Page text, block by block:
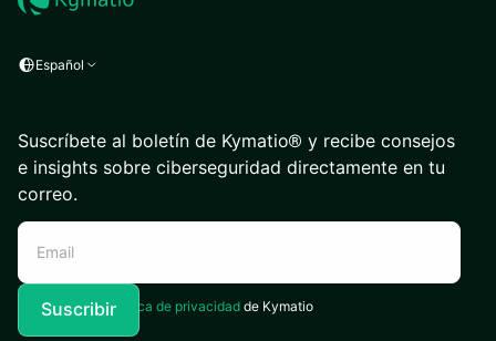
Español
Suscríbete al boletín de Kymatio® y recibe consejos
e insights sobre ciberseguridad directamente en tu
correo.
Acepto laPolítica de privacidad de Kymatio